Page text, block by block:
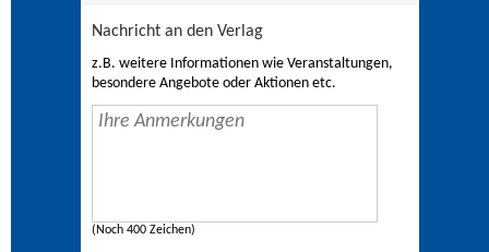
Nachricht an den Verlag
z.B. weitere Informationen wie Veranstaltungen,
besondere Angebote oder Aktionen etc.
(Noch 400 Zeichen)